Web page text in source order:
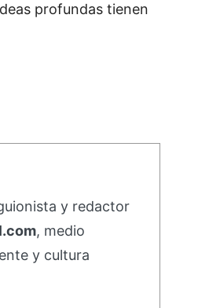
profundas tienen
y redactor
, medio
y cultura